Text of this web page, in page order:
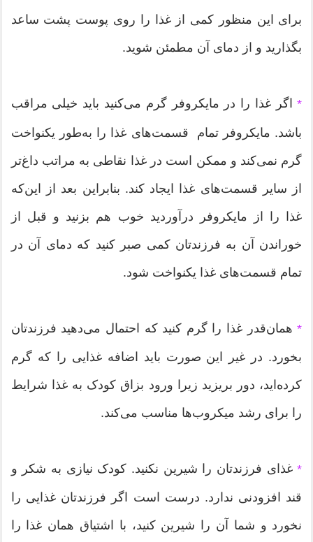
برای این منظور کمی از غذا را روی پوست پشت ساعد
بگذارید و از دمای آن مطمئن شوید.
* اگر غذا را در مایکروفر گرم می‌کنید باید خیلی مراقب
باشد. مایکروفر تمام قسمت‌های غذا را به‌طور یکنواخت
گرم نمی‌کند و ممکن است در غذا نقاطی به مراتب داغ‌تر
از سایر قسمت‌های غذا ایجاد کند. بنابراین بعد از این‌که
غذا را از مایکروفر درآوردید خوب هم بزنید و قبل از
خوراندن آن به فرزندتان کمی صبر کنید که دمای آن در
تمام قسمت‌های غذا یکنواخت شود.
*همان‌قدر غذا را گرم کنید که احتمال می‌دهید فرزندتان
بخورد. در غیر این صورت باید اضافه غذایی را که گرم
کرده‌اید، دور بریزید زیرا ورود بزاق کودک به غذا شرایط
را برای رشد میکروب‌ها مناسب می‌کند.
*غذای فرزندتان را شیرین نکنید. کودک نیازی به شکر و
قند افزودنی ندارد. درست است اگر فرزندتان غذایی را
نخورد و شما آن را شیرین کنید، با اشتیاق همان غذا را